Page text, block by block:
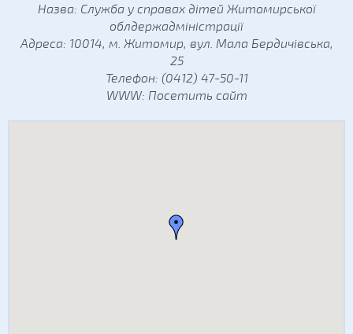
Назва: Служба у справах дітей Житомирської
облдержадміністрації
Адреса: 10014, м. Житомир, вул. Мала Бердичівська,
25
Телефон: (0412) 47-50-11
WWW: Посетить сайт